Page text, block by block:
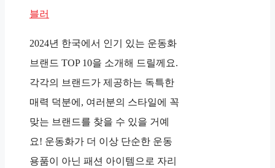
블러
2024년 한국에서 인기 있는 운동화
브랜드 TOP 10을 소개해 드릴께요.
각각의 브랜드가 제공하는 독특한
매력 덕분에, 여러분의 스타일에 꼭
맞는 브랜드를 찾을 수 있을 거예
요! 운동화가 더 이상 단순한 운동
용품이 아닌 패션 아이템으로 자리